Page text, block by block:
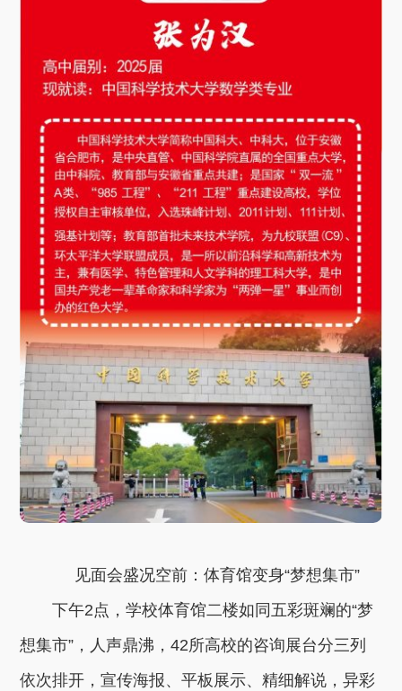
见面会盛况空前：体育馆变身“梦想集市”
下午2点，学校体育馆二楼如同五彩斑斓的“梦
想集市”，人声鼎沸，42所高校的咨询展台分三列
依次排开，宣传海报、平板展示、精细解说，异彩